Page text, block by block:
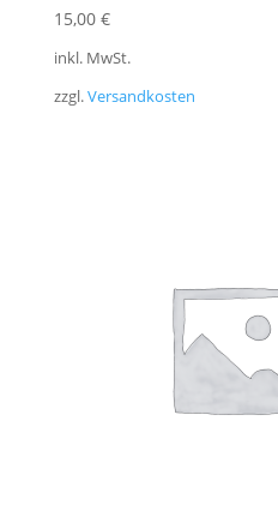
15,00 €
inkl. MwSt.
zzgl.Versandkosten